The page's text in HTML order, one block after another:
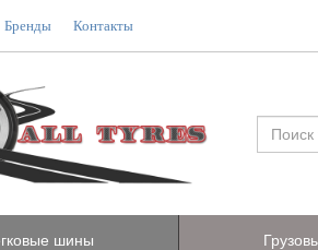
Бренды Контакты
шины